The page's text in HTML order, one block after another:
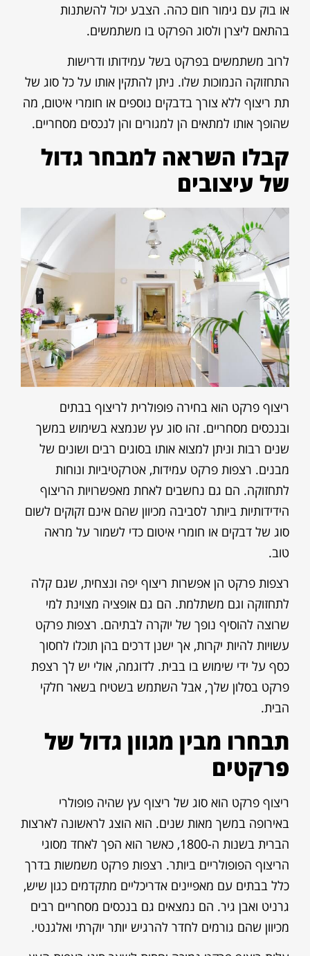
או בוק עם גימור חום כהה. הצבע יכול להשתנות
בהתאם ליצרן ולסוג הפרקט בו משתמשים.
לרוב משתמשים בפרקט בשל עמידותו ודרישות
התחזוקה הנמוכות שלו. ניתן להתקין אותו על כל סוג של
תת ריצוף ללא צורך בדבקים נוספים או חומרי איטום, מה
שהופך אותו למתאים הן למגורים והן לנכסים מסחריים.
קבלו השראה למבחר גדול
של עיצובים
ריצוף פרקט הוא בחירה פופולרית לריצוף בבתים
ובנכסים מסחריים. זהו סוג עץ שנמצא בשימוש במשך
שנים רבות וניתן למצוא אותו בסוגים רבים ושונים של
מבנים. רצפות פרקט עמידות, אטרקטיביות ונוחות
לתחזוקה. הם גם נחשבים לאחת מאפשרויות הריצוף
הידידותיות ביותר לסביבה מכיוון שהם אינם זקוקים לשום
סוג של דבקים או חומרי איטום כדי לשמור על מראה
טוב.
רצפות פרקט הן אפשרות ריצוף יפה ונצחית, שגם קלה
לתחזוקה וגם משתלמת. הם גם אופציה מצוינת למי
שרוצה להוסיף נופך של יוקרה לבתיהם. רצפות פרקט
עשויות להיות יקרות, אך ישנן דרכים בהן תוכלו לחסוך
כסף על ידי שימוש בו בבית. לדוגמה, אולי יש לך רצפת
פרקט בסלון שלך, אבל השתמש בשטיח בשאר חלקי
הבית.
תבחרו מבין מגוון גדול של
פרקטים
ריצוף פרקט הוא סוג של ריצוף עץ שהיה פופולרי
באירופה במשך מאות שנים. הוא הוצג לראשונה לארצות
הברית בשנות ה-1800, כאשר הוא הפך לאחד מסוגי
הריצוף הפופולריים ביותר. רצפות פרקט משמשות בדרך
כלל בבתים עם מאפיינים אדריכליים מתקדמים כגון שיש,
גרניט ואבן גיר. הם נמצאים גם בנכסים מסחריים רבים
מכיוון שהם גורמים לחדר להרגיש יותר יוקרתי ואלגנטי.